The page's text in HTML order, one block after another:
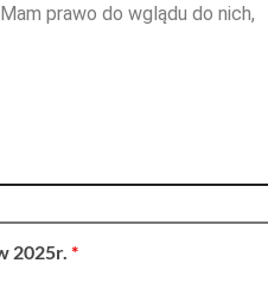
prawo do wglądu do nich,
2025r.*